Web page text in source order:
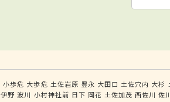
小歩危 大歩危 土佐岩原 豊永 大田口 土佐穴内 大杉
伊野 波川 小村神社前 日下 岡花 土佐加茂 西佐川 佐